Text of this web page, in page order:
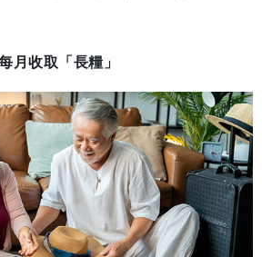
月收取「長糧」